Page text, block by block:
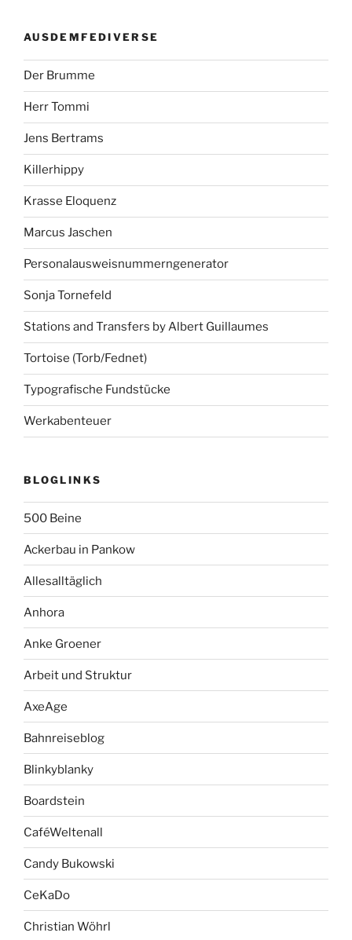
AUSDEMFEDIVERSE
Der Brumme
Herr Tommi
Jens Bertrams
Killerhippy
Krasse Eloquenz
Marcus Jaschen
Personalausweisnummerngenerator
Sonja Tornefeld
Stations and Transfers by Albert Guillaumes
Tortoise (Torb/Fednet)
Typografische Fundstücke
Werkabenteuer
BLOGLINKS
500 Beine
Ackerbau in Pankow
Allesalltäglich
Anhora
Anke Groener
Arbeit und Struktur
AxeAge
Bahnreiseblog
Blinkyblanky
Boardstein
CaféWeltenall
Candy Bukowski
CeKaDo
Christian Wöhrl